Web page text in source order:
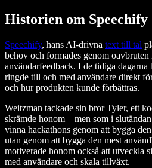
Historien om Speechify
Speechify, hans AI-drivna text till tal
behov och formades genom oavbruten
användarfeedback. I de tidiga
ringde till och med användare direkt
och hur produkten kunde förbättras.
Weitzman tackade sin bror Tyler, ett
skrämde honom—men som i
vinna hackathons genom att bygga
utan genom att bygga den mest
motiverade honom också att utveckla
med användare och skala tillväxt.